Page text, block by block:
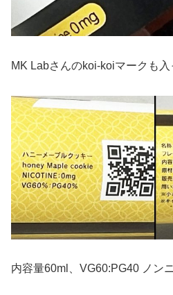
MK Labさんのkoi-koiマークも入
内容量60ml、VG60:PG40 ノン